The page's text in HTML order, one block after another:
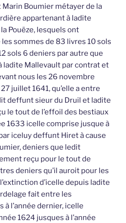
Marin Boumier métayer de la
appartenant à ladite
Pouëze, lesquels ont
sommes de 83 livres 10 sols
sols 6 deniers par autre que
ladite Mallevault par contrat et
nous les 26 novembre
juillet 1641, qu’elle a entre
deffunt sieur du Druil et ladite
le tout de l’effoil des bestiaux
1633 icelle comprise jusque à
iceluy deffunt Hiret à cause
deniers que ledit
reçu pour le tout de
deniers qu’il auroit pour les
d’icelle depuis ladite
fait entre les
l’année dernier, icelle
1624 jusques à l’année